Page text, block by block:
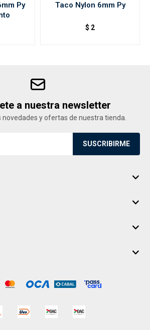
Py
Taco Nylon 6mm Py
$ 2
a nuestra newsletter
novedades y ofertas de nuestra tienda.
SUSCRIBIRME